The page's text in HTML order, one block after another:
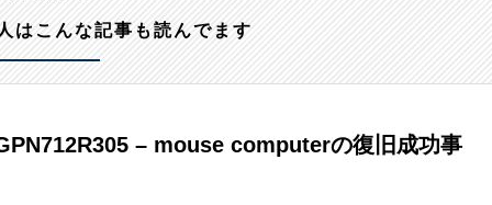
はこんな記事も読んでます
– mouse computerの復旧成功事